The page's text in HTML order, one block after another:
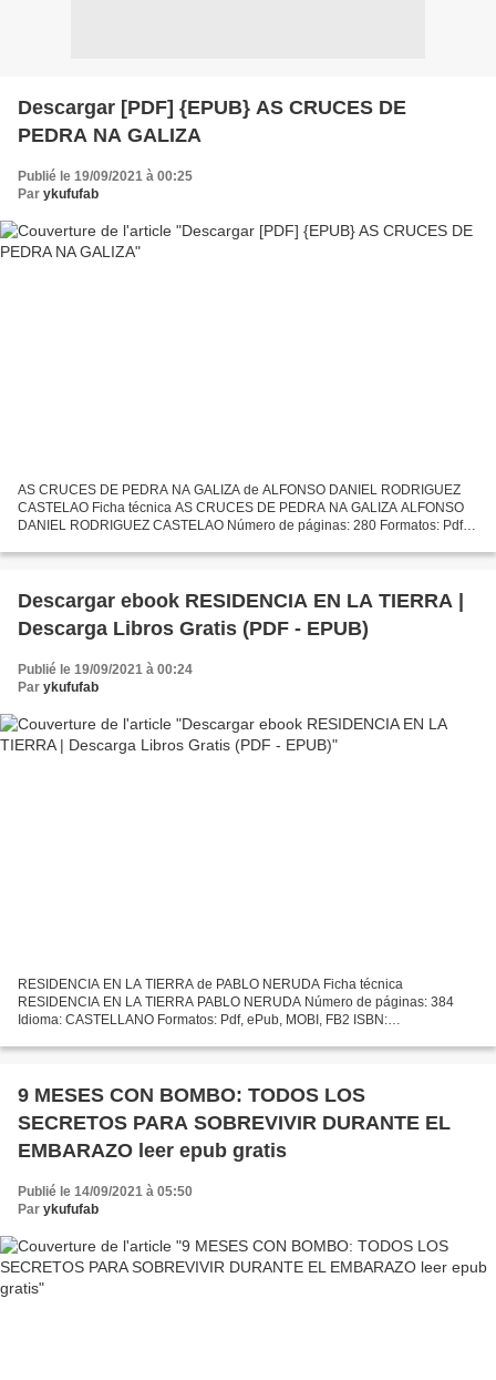
Descargar [PDF] {EPUB} AS CRUCES DE
PEDRA NA GALIZA
Publié le 19/09/2021 à 00:25
Par ykufufab
AS CRUCES DE PEDRA NA GALIZA de ALFONSO DANIEL RODRIGUEZ
CASTELAO Ficha técnica AS CRUCES DE PEDRA NA GALIZA ALFONSO
DANIEL RODRIGUEZ CASTELAO Número de páginas: 280 Formatos: Pdf,
1990...
Descargar ebook RESIDENCIA EN LA TIERRA |
Descarga Libros Gratis (PDF - EPUB)
Publié le 19/09/2021 à 00:24
Par ykufufab
RESIDENCIA EN LA TIERRA de PABLO NERUDA Ficha técnica
RESIDENCIA EN LA TIERRA PABLO NERUDA Número de páginas: 384
Idioma: CASTELLANO Formatos: Pdf, ePub, MOBI, FB2 ISBN:
eBook gratis Descarga...
9 MESES CON BOMBO: TODOS LOS
SECRETOS PARA SOBREVIVIR DURANTE EL
EMBARAZO leer epub gratis
Publié le 14/09/2021 à 05:50
Par ykufufab